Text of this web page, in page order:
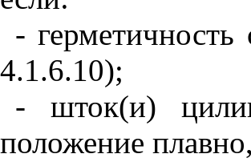
-
4.1.6.10);
- шток(и)
положение